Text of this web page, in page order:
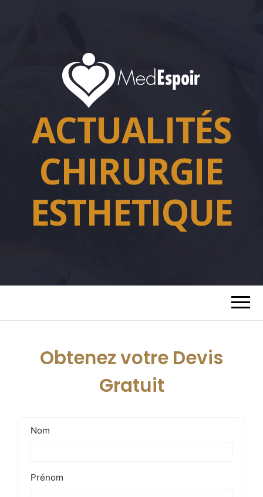
ACTUALITÉS
CHIRURGIE
ESTHETIQUE
Obtenez votre Devis
Gratuit